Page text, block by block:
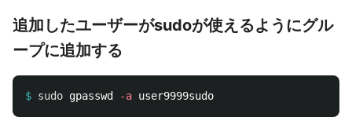
追加したユーザーがsudoが使えるようにグル
ープに追加する
$ sudo gpasswd -a